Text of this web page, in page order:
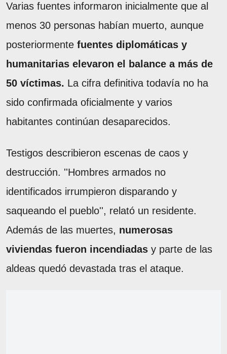
Varias fuentes informaron inicialmente que al
menos 30 personas habían muerto, aunque
posteriormente fuentes diplomáticas y
humanitarias elevaron el balance a más de
50 víctimas. La cifra definitiva todavía no ha
sido confirmada oficialmente y varios
habitantes continúan desaparecidos.
Testigos describieron escenas de caos y
destrucción. ''Hombres armados no
identificados irrumpieron disparando y
saqueando el pueblo'', relató un residente.
Además de las muertes, numerosas
viviendas fueron incendiadas y parte de las
aldeas quedó devastada tras el ataque.